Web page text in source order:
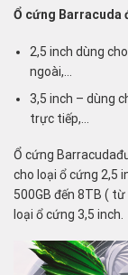
Ổ cứng Barracuda
2,5 inch dùng cho
ngoài,…
3,5 inch – dùng
trực tiếp,…
Ổ cứng
cho loại ổ cứng 2,5
500GB đến 8TB (
loại ổ cứng 3,5 inch.